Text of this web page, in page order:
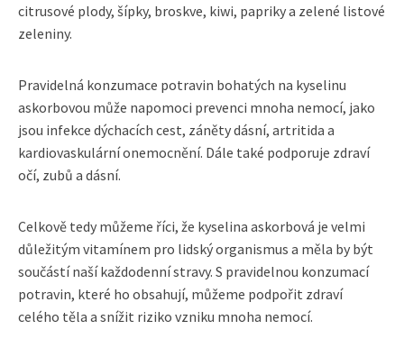
citrusové plody, šípky, broskve, kiwi, papriky a zelené listové
zeleniny.
Pravidelná konzumace potravin bohatých na kyselinu
askorbovou může napomoci prevenci mnoha nemocí, jako
jsou infekce dýchacích cest, záněty dásní, artritida a
kardiovaskulární onemocnění. Dále také podporuje zdraví
očí, zubů a dásní.
Celkově tedy můžeme říci, že kyselina askorbová je velmi
důležitým vitamínem pro lidský organismus a měla by být
součástí naší každodenní stravy. S pravidelnou konzumací
potravin, které ho obsahují, můžeme podpořit zdraví
celého těla a snížit riziko vzniku mnoha nemocí.